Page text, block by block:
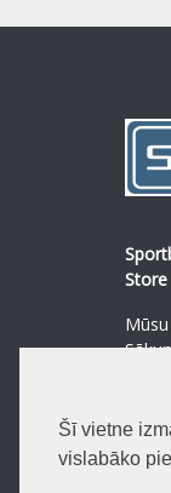
Šī vietne
vislabāko
Store